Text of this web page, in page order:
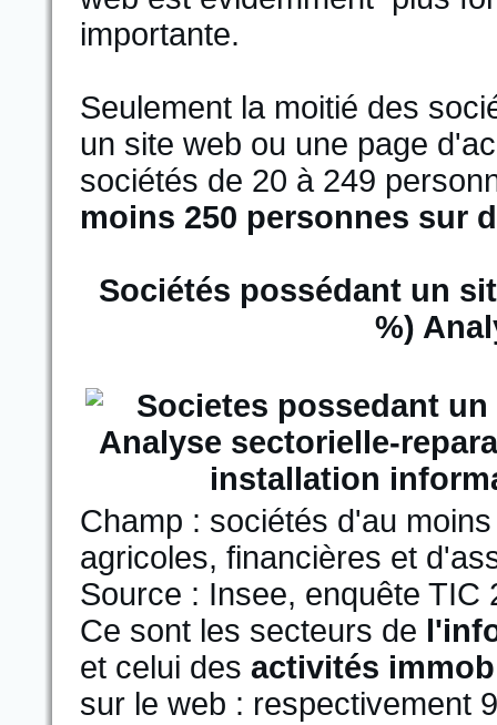
importante.
Seulement la moitié des
un site web ou une page
sociétés de 20 à 249
moins 250 personnes sur
Sociétés possédant un
%)
Champ : sociétés d'au
agricoles, financières et
Source : Insee, enquête TIC
Ce sont les secteurs de
et celui des activités
sur le web : respectivement